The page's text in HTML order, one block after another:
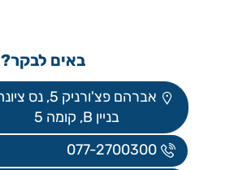
באים לבקר?
אברהם פצ'ורניק 5, נס ציונה
בניין B, קומה 5
077-2700300